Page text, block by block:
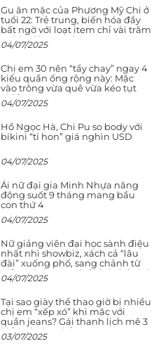
Gu ăn mặc của Phương Mỹ Chi ở
tuổi 22: Trẻ trung, biến hóa đầy
bất ngờ với loạt item chỉ vài trăm
nghìn đã mua được
04/07/2025
Chị em 30 nên “tẩy chay” ngay 4
kiểu quần ống rộng này: Mặc
vào trông vừa quê vừa kéo tụt
chiều cao
04/07/2025
Hồ Ngọc Hà, Chi Pu so body với
bikini “tí hon” giá nghìn USD
04/07/2025
Ái nữ đại gia Minh Nhựa năng
động suốt 9 tháng mang bầu
con thứ 4
04/07/2025
Nữ giảng viên đại học sành điệu
nhất nhì showbiz, xách cả “lâu
đài” xuống phố, sang chảnh từ
giảng đường ra phố khó ai đọ lại
04/07/2025
Tại sao giày thể thao giờ bị nhiều
chị em “xếp xó” khi mặc với
quần jeans? Gái thanh lịch mê 3
kiểu này hơn hẳn
03/07/2025